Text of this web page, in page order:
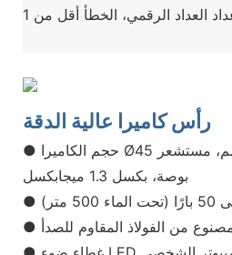
رأس كاميرا عالية الدقة
● حجم الكاميرا Ø45 مم × 422 مم، مستشعر CMOS 1/3
بوصة، بكسل 1.3 ميجابكسل